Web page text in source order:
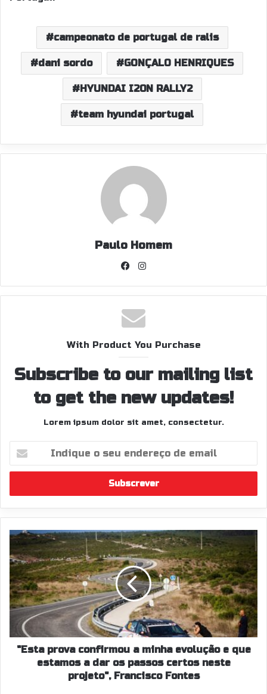
campeonato de portugal de ralis
dani sordo GONÇALO HENRIQUES
HYUNDAI I20N RALLY2
team hyundai portugal
Paulo Homem
Facebook
With Product You Purchase
Subscribe to our mailing list
to get the new updates!
Lorem ipsum dolor sit amet, consectetur.
seu
de
email
"Esta
prova
confirmou
a
minha
evolução
e
que
estamos
"Esta prova confirmou a minha evolução e que
estamos a dar os passos certos neste
projeto", Francisco Fontes